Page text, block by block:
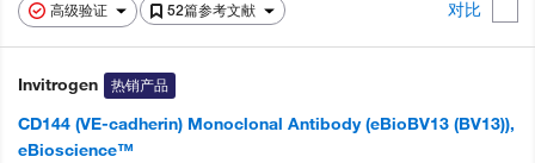
高级验证 52篇参考文献 对比
Invitrogen 热销产品
CD144 (VE-cadherin) Monoclonal Antibody (eBioBV13 (BV13)),
eBioscience™